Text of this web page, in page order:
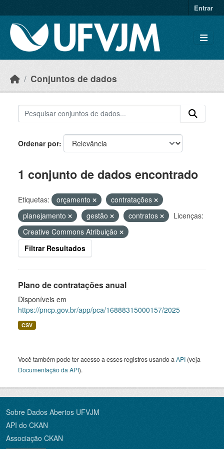
Entrar
Conjuntos de dados
Ordenar por
1 conjunto de dados encontrado
Etiquetas: orçamento
contratações
planejamento
gestão contratos
Licenças:
Creative Commons Atribuição
Filtrar Resultados
Plano de contratações anual
Disponíveis em
https://pncp.gov.br/app/pca/16888315000157/2025
CSV
Você também pode ter acesso a esses registros usando a API (veja
Documentação da API).
Sobre Dados Abertos UFVJM
API do CKAN
Associação CKAN